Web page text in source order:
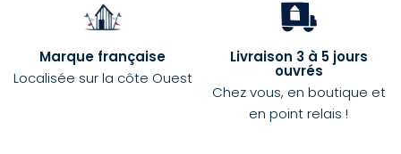
Marque française
Localisée sur la côte Ouest
Livraison 3 à 5 jours
ouvrés
Chez vous, en boutique et
en point relais !